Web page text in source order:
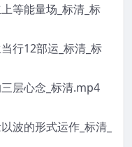
等能量场_标清_标
行12部运_标清_标
层心念_标清.mp4
波的形式运作_标清_